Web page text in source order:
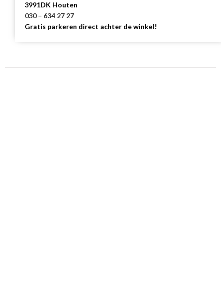
3991DK Houten
030 – 634 27 27
Gratis parkeren direct achter de winkel!